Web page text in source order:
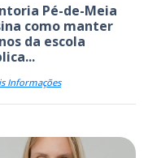
Pé-de-Meia
como manter
da escola
Informações